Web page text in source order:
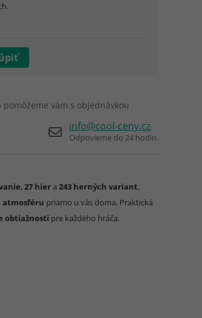
vám s objednávkou
info@cool-ceny.cz
Odpovieme do 24 hodín.
,27 hiera 243 herných variant,
atmosféru priamo u vás doma. Praktická
obtiažnosti pre každého hráča.